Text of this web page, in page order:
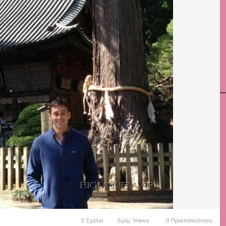
0 Σχόλια 5χλμ. Views 0 Προεπισκόπηση